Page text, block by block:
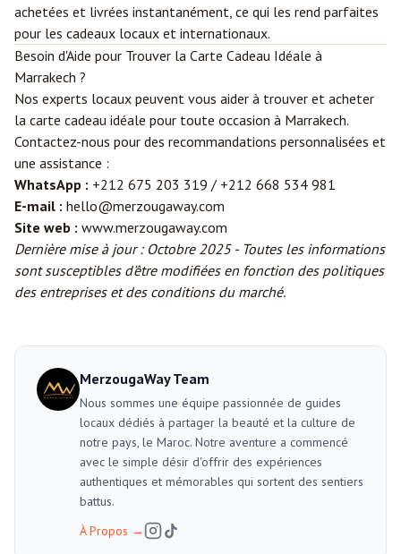
achetées et livrées instantanément, ce qui les rend parfaites
pour les cadeaux locaux et internationaux.
Besoin d'Aide pour Trouver la Carte Cadeau Idéale à
Marrakech ?
Nos experts locaux peuvent vous aider à trouver et acheter
la carte cadeau idéale pour toute occasion à Marrakech.
Contactez-nous pour des recommandations personnalisées et
une assistance :
WhatsApp : +212 675 203 319 / +212 668 534 981
E-mail : hello@merzougaway.com
Site web : www.merzougaway.com
Dernière mise à jour : Octobre 2025 - Toutes les informations
sont susceptibles d'être modifiées en fonction des politiques
des entreprises et des conditions du marché.
MerzougaWay Team
Nous sommes une équipe passionnée de guides
locaux dédiés à partager la beauté et la culture de
notre pays, le Maroc. Notre aventure a commencé
avec le simple désir d'offrir des expériences
authentiques et mémorables qui sortent des sentiers
battus.
À Propos →